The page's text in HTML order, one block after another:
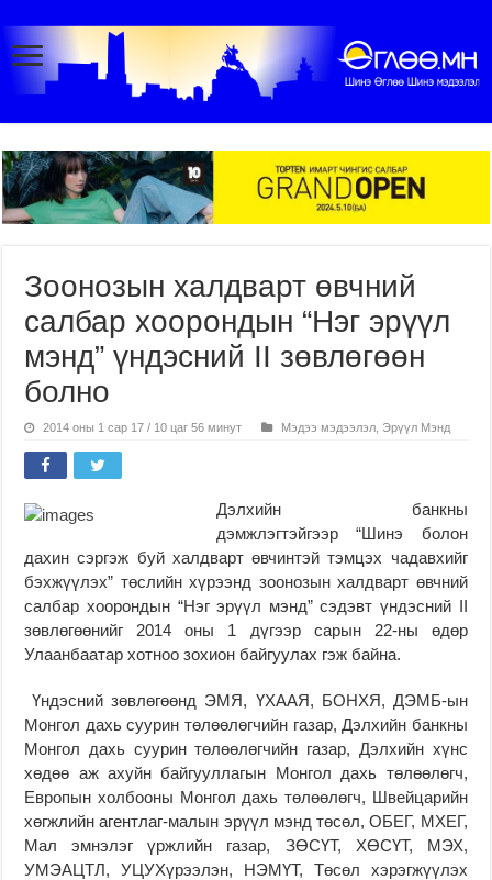
Зоонозын халдварт өвчний
салбар хоорондын “Нэг эрүүл
мэнд” үндэсний II зөвлөгөөн
болно
2014 оны 1 сар 17 / 10 цаг 56 минут Мэдээ мэдээлэл Эрүүл Мэнд
Дэлхийн банкны
дэмжлэгтэйгээр “Шинэ болон
дахин сэргэж буй халдварт өвчинтэй тэмцэх чадавхийг
бэхжүүлэх” төслийн хүрээнд зоонозын халдварт өвчний
салбар хоорондын “Нэг эрүүл мэнд” сэдэвт үндэсний II
зөвлөгөөнийг 2014 оны 1 дүгээр сарын 22-ны өдөр
Улаанбаатар хотноо зохион байгуулах гэж байна.
Үндэсний зөвлөгөөнд ЭМЯ, ҮХААЯ, БОНХЯ, ДЭМБ-ын
Монгол дахь суурин төлөөлөгчийн газар, Дэлхийн банкны
Монгол дахь суурин төлөөлөгчийн газар, Дэлхийн хүнс
хөдөө аж ахуйн байгууллагын Монгол дахь төлөөлөгч,
Европын холбооны Монгол дахь төлөөлөгч, Швейцарийн
хөгжлийн агентлаг-малын эрүүл мэнд төсөл, ОБЕГ, МХЕГ,
Мал эмнэлэг үржлийн газар, ЗӨСҮТ, ХӨСҮТ, МЭХ,
УМЭАЦТЛ, УЦУХүрээлэн, НЭМҮТ, Төсөл хэрэгжүүлэх